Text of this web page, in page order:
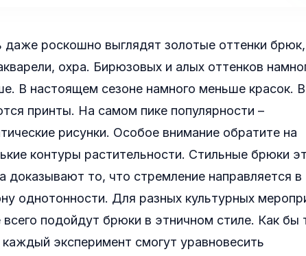
даже роскошно выглядят золотые оттенки
охра. Бирюзовых и алых оттенков
В настоящем сезоне намного меньше красок.
принты. На самом пике популярности –
рисунки. Особое внимание обратите на
контуры растительности. Стильные брюки
доказывают то, что стремление направляется в
однотонности. Для разных культурных
всего подойдут брюки в этничном стиле. Как бы
эксперимент смогут уравновесить